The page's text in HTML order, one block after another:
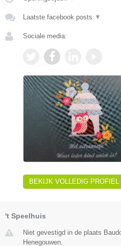
Laatste facebook posts ▼
Sociale media:
BEKIJK VOLLEDIG PROFIEL
't Speelhuis
Niet gevestigd in de plaats
Henegouwen.